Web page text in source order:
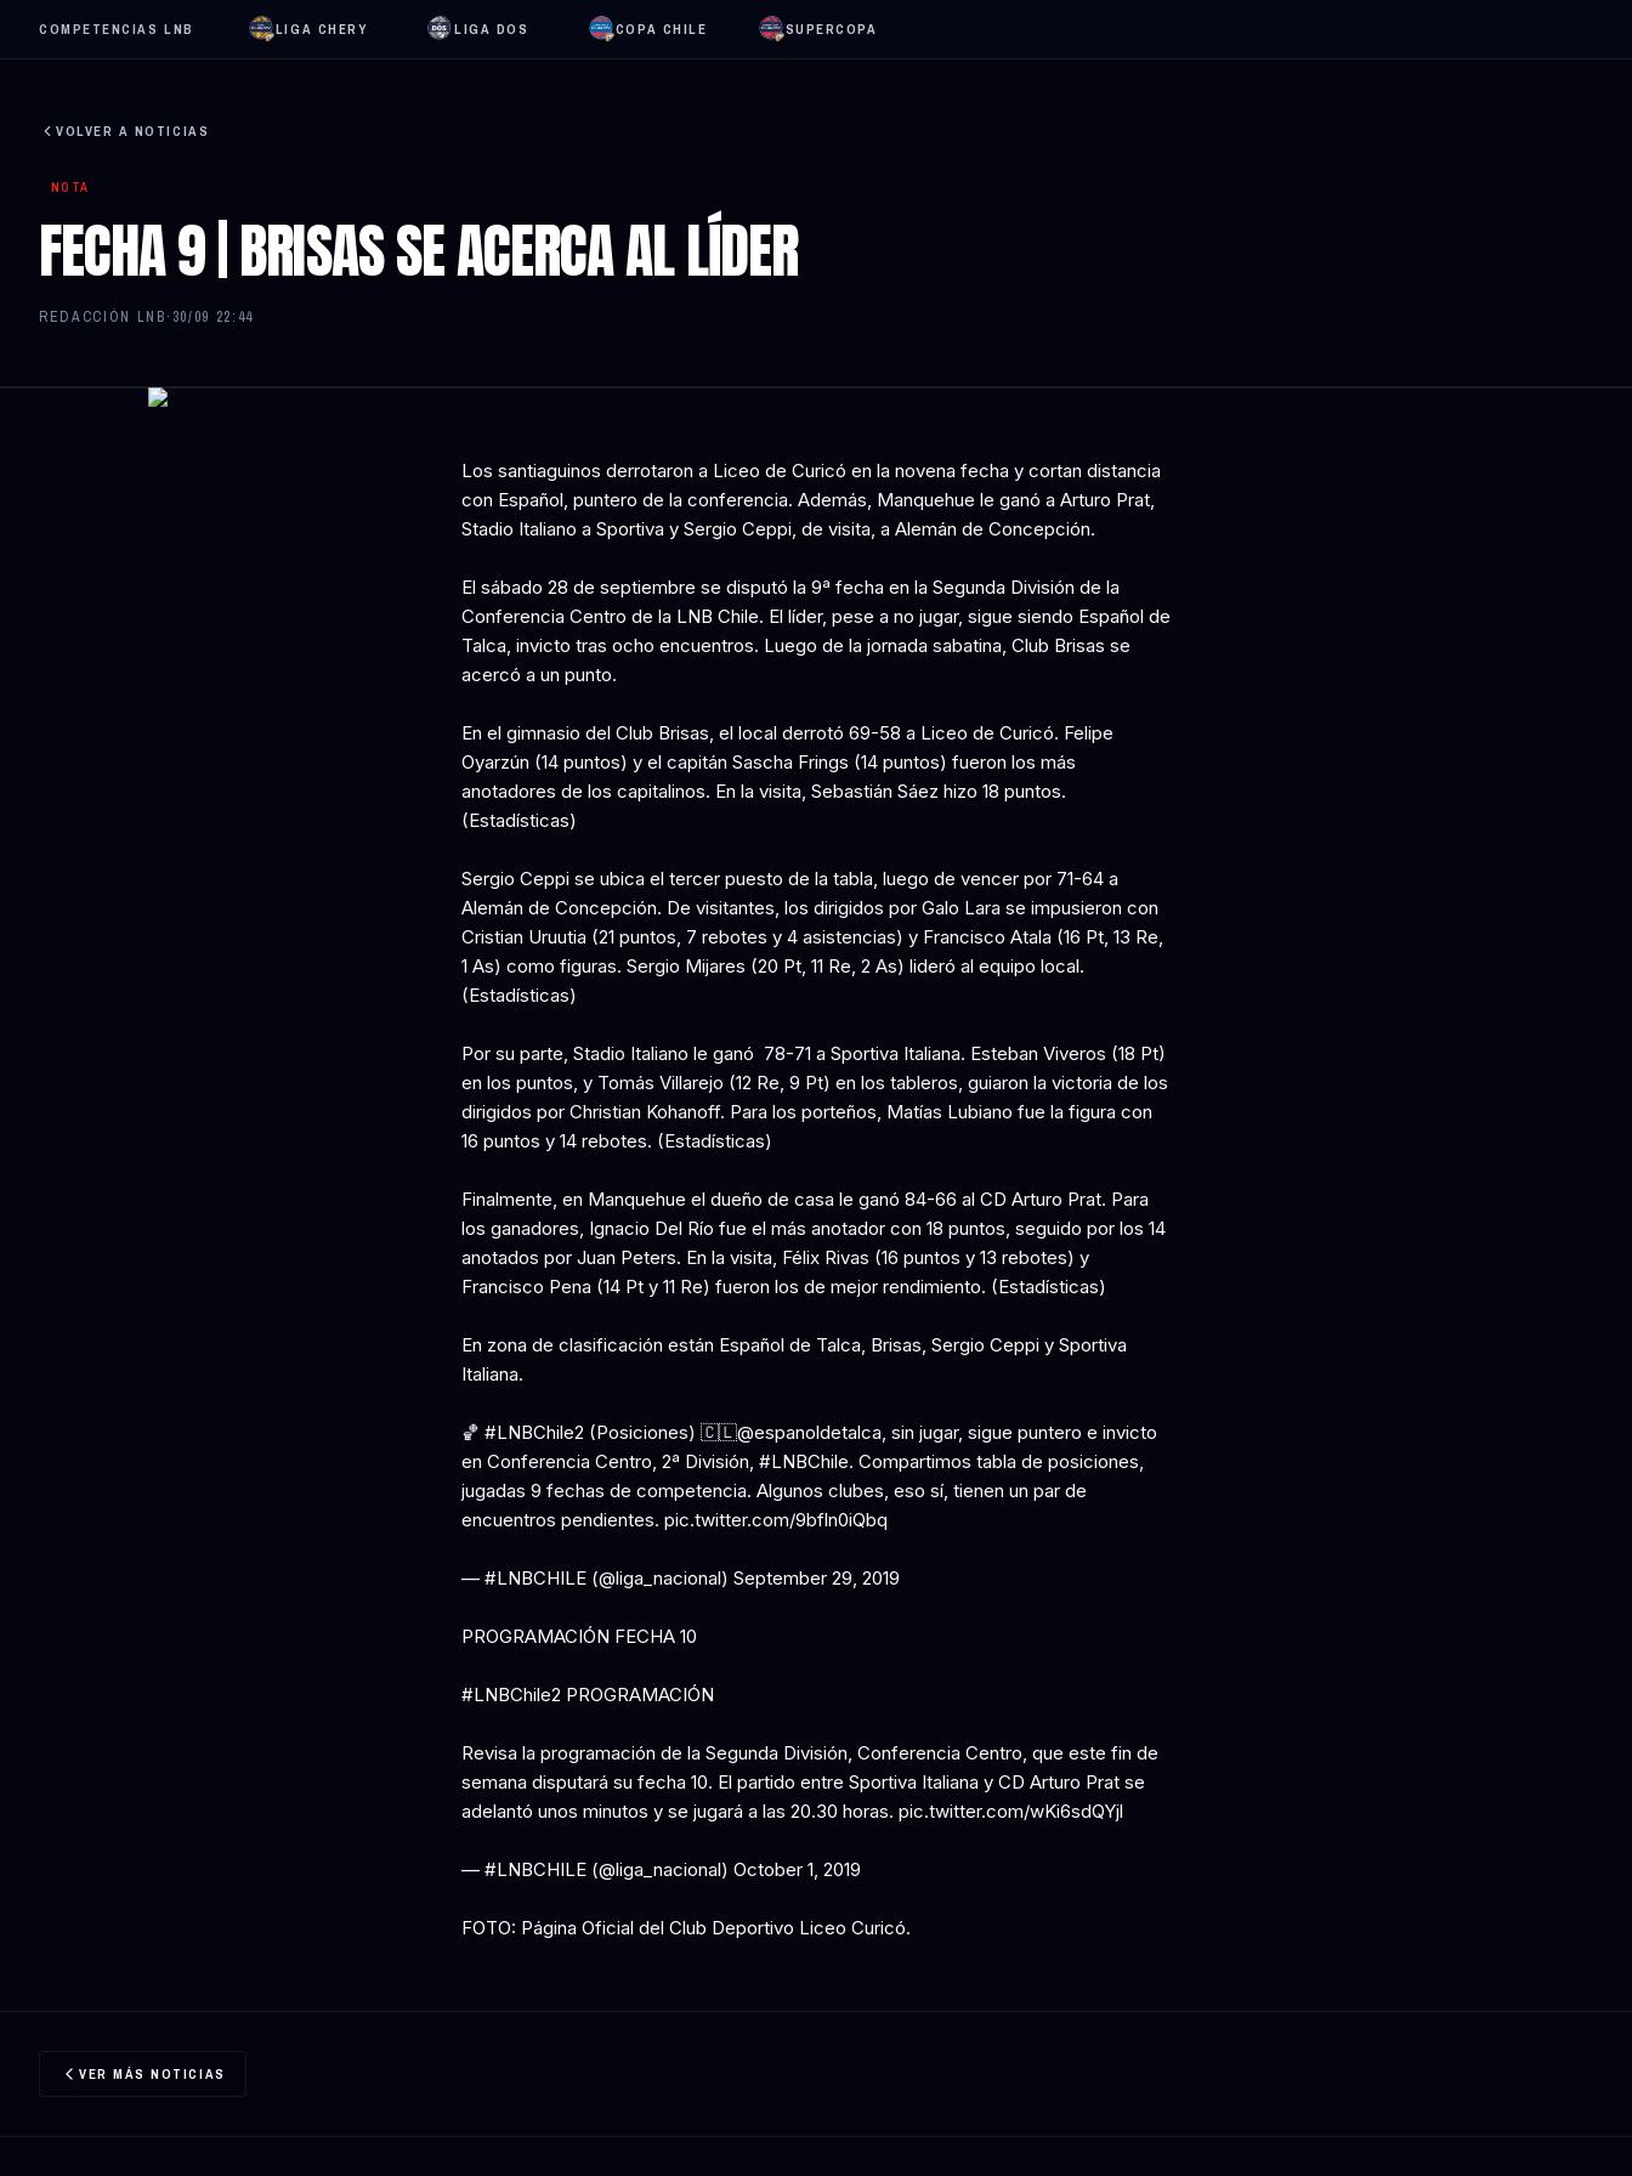
COMPETENCIAS LNB LIGA CHERY LIGA DOS COPA CHILE SUPERCOPA
VOLVER A NOTICIAS
NOTA
FECHA 9 | BRISAS SE ACERCA AL LÍDER
REDACCIÓN LNB· 30/09 22:44
Los santiaguinos derrotaron a Liceo de Curicó en la novena fecha y cortan distancia
con Español, puntero de la conferencia. Además, Manquehue le ganó a Arturo Prat,
Stadio Italiano a Sportiva y Sergio Ceppi, de visita, a Alemán de Concepción.
El sábado 28 de septiembre se disputó la 9ª fecha en la Segunda División de la
Conferencia Centro de la LNB Chile. El líder, pese a no jugar, sigue siendo Español de
Talca, invicto tras ocho encuentros. Luego de la jornada sabatina, Club Brisas se
acercó a un punto.
En el gimnasio del Club Brisas, el local derrotó 69-58 a Liceo de Curicó. Felipe
Oyarzún (14 puntos) y el capitán Sascha Frings (14 puntos) fueron los más
anotadores de los capitalinos. En la visita, Sebastián Sáez hizo 18 puntos.
(Estadísticas)
Sergio Ceppi se ubica el tercer puesto de la tabla, luego de vencer por 71-64 a
Alemán de Concepción. De visitantes, los dirigidos por Galo Lara se impusieron con
Cristian Uruutia (21 puntos, 7 rebotes y 4 asistencias) y Francisco Atala (16 Pt, 13 Re,
1 As) como figuras. Sergio Mijares (20 Pt, 11 Re, 2 As) lideró al equipo local.
(Estadísticas)
Por su parte, Stadio Italiano le ganó 78-71 a Sportiva Italiana. Esteban Viveros (18 Pt)
en los puntos, y Tomás Villarejo (12 Re, 9 Pt) en los tableros, guiaron la victoria de los
dirigidos por Christian Kohanoff. Para los porteños, Matías Lubiano fue la figura con
16 puntos y 14 rebotes. (Estadísticas)
Finalmente, en Manquehue el dueño de casa le ganó 84-66 al CD Arturo Prat. Para
los ganadores, Ignacio Del Río fue el más anotador con 18 puntos, seguido por los 14
anotados por Juan Peters. En la visita, Félix Rivas (16 puntos y 13 rebotes) y
Francisco Pena (14 Pt y 11 Re) fueron los de mejor rendimiento. (Estadísticas)
En zona de clasificación están Español de Talca, Brisas, Sergio Ceppi y Sportiva
Italiana.
🏀 #LNBChile2 (Posiciones) 🇨🇱@espanoldetalca, sin jugar, sigue puntero e invicto
en Conferencia Centro, 2ª División, #LNBChile. Compartimos tabla de posiciones,
jugadas 9 fechas de competencia. Algunos clubes, eso sí, tienen un par de
encuentros pendientes. pic.twitter.com/9bfln0iQbq
— #LNBCHILE (@liga_nacional) September 29, 2019
PROGRAMACIÓN FECHA 10
#LNBChile2 PROGRAMACIÓN
Revisa la programación de la Segunda División, Conferencia Centro, que este fin de
semana disputará su fecha 10. El partido entre Sportiva Italiana y CD Arturo Prat se
adelantó unos minutos y se jugará a las 20.30 horas. pic.twitter.com/wKi6sdQYjl
— #LNBCHILE (@liga_nacional) October 1, 2019
FOTO: Página Oficial del Club Deportivo Liceo Curicó.
VER MÁS NOTICIAS